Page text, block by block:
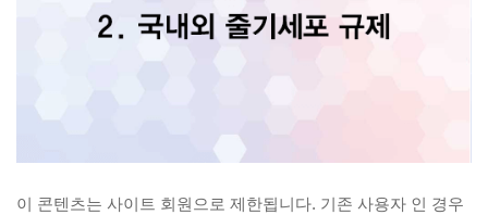
이 콘텐츠는 사이트 회원으로 제한됩니다. 기존 사용자 인 경우